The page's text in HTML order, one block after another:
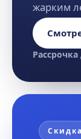
жарким